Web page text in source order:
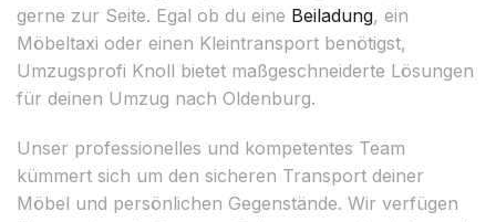
gerne zur Seite. Egal ob du eine Beiladung, ein
Möbeltaxi oder einen Kleintransport benötigst,
Umzugsprofi Knoll bietet maßgeschneiderte Lösungen
für deinen Umzug nach Oldenburg.
Unser professionelles und kompetentes Team
kümmert sich um den sicheren Transport deiner
Möbel und persönlichen Gegenstände. Wir verfügen